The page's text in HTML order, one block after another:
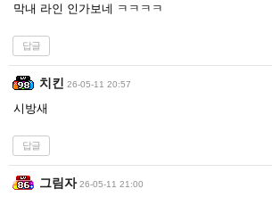
막내 라인 인가보네 ㅋㅋㅋㅋ
답글
치킨 26-05-11 20:57
시방새
답글
그림자 26-05-11 21:00